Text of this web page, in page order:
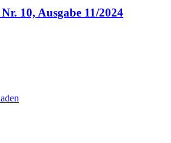
10, Ausgabe 11/2024